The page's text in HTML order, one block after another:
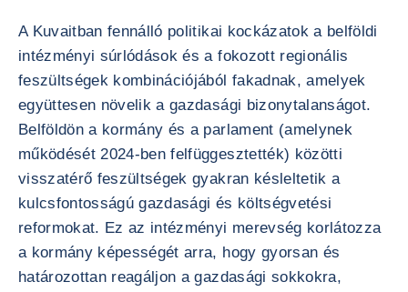
A Kuvaitban fennálló politikai kockázatok a belföldi
intézményi súrlódások és a fokozott regionális
feszültségek kombinációjából fakadnak, amelyek
együttesen növelik a gazdasági bizonytalanságot.
Belföldön a kormány és a parlament (amelynek
működését 2024-ben felfüggesztették) közötti
visszatérő feszültségek gyakran késleltetik a
kulcsfontosságú gazdasági és költségvetési
reformokat. Ez az intézményi merevség korlátozza
a kormány képességét arra, hogy gyorsan és
határozottan reagáljon a gazdasági sokkokra,